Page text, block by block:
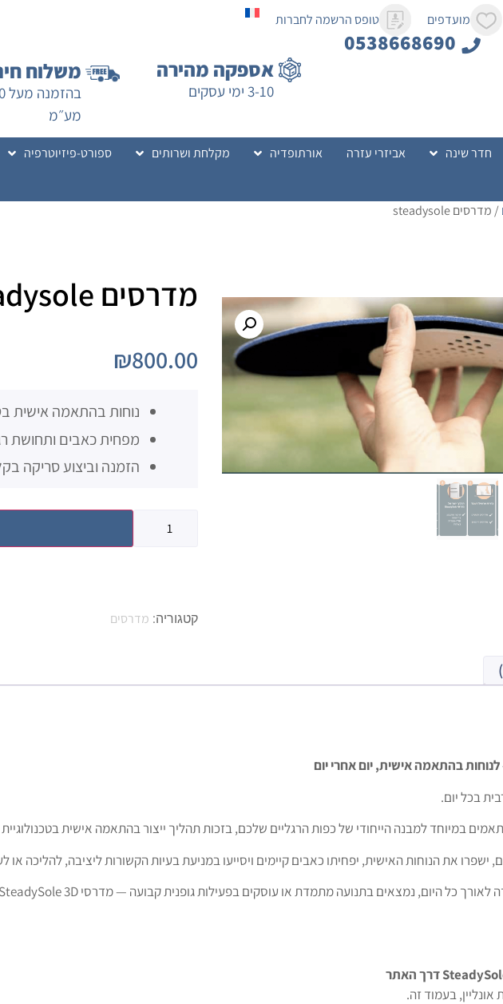
מועדפים טופס הרשמה לחברות
0538668690
אספקה מהירה
3-10 ימי עסקים
משלוח
מע״מ
חדר שינה אביזרי עזרה אורתופדיה מקלחת ושרותים ספורט-פיזיוטרפיה
/ מדרסים steadysole
מדרסים Steadysole
₪800.00
נוחות בהתאמה אישית
מפחית כאבים ותחושת
הזמנה וביצוע סריקה
קטגוריה: מדרסים
בכל יום.
ישפרו את הנוחות האישית, יפחיתו כאבים קיימים ויסייעו במניעת בעיות הקשורות ליציבה, להליכה
בעמוד זה.